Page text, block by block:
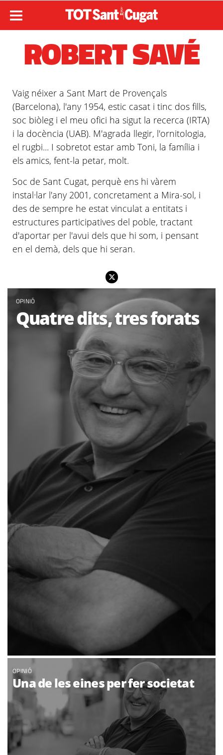
ROBERT SAVÉ
Vaig néixer a Sant Mart de Provençals
(Barcelona), l'any 1954, estic casat i tinc dos fills,
soc biòleg i el meu ofici ha sigut la recerca (IRTA)
i la docència (UAB). M'agrada llegir, l'ornitologia,
el rugbi... I sobretot estar amb Toni, la família i
els amics, fent-la petar, molt.
Soc de Sant Cugat, perquè ens hi vàrem
instal·lar l'any 2001, concretament a Mira-sol, i
des de sempre he estat vinculat a entitats i
estructures participatives del poble, tractant
d'aportar per l'avui dels que hi som, i pensant
en el demà, dels que hi seran.
OPINIÓ
Quatre dits, tres forats
OPINIÓ
Una de les eines per fer societat